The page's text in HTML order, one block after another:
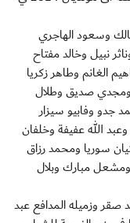
مالك وسعود الهاجري
نبيل وخالد مفتاح
الغانم وطاهر زكريا
صديق وطلال
وفابيو سيزار
الله عفيفة وخلفان
سوريا ومحمد رزاق
مبارك وبلال
وزميله المدافع عبد